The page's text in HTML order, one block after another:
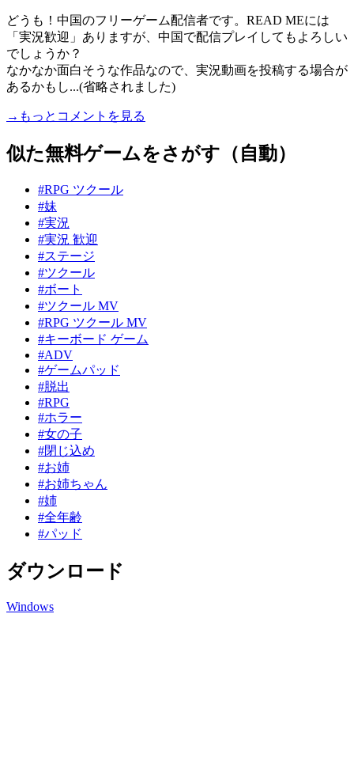
どうも！中国のフリーゲーム配信者です。READ MEには
「実況歓迎」ありますが、中国で配信プレイしてもよろしい
でしょうか？
なかなか面白そうな作品なので、実況動画を投稿する場合が
あるかもし...(省略されました)
→もっとコメントを見る
似た無料ゲームをさがす（自動）
#RPG ツクール
#妹
#実況
#実況 歓迎
#ステージ
#ツクール
#ボート
#ツクール MV
#RPG ツクール MV
#キーボード ゲーム
#ADV
#ゲームパッド
#脱出
#RPG
#ホラー
#女の子
#閉じ込め
#お姉
#お姉ちゃん
#姉
#全年齢
#パッド
ダウンロード
Windows